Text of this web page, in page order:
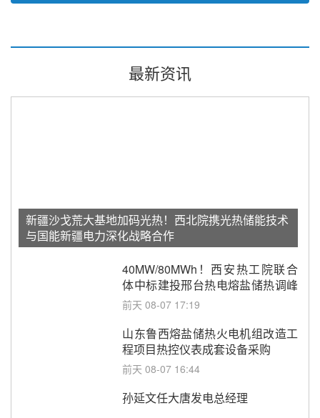
最新资讯
新疆沙戈荒大基地加码光热！西北院携光热储能技术
与国能新疆电力深化战略合作
40MW/80MWh！西安热工院联合
体中标建投邢台热电熔盐储热调峰
调频改造EPC项目
前天 08-07 17:19
山东鲁西熔盐储热火电机组改造工
程项目热控仪表成套设备采购
前天 08-07 16:44
孙延文任大唐发电总经理